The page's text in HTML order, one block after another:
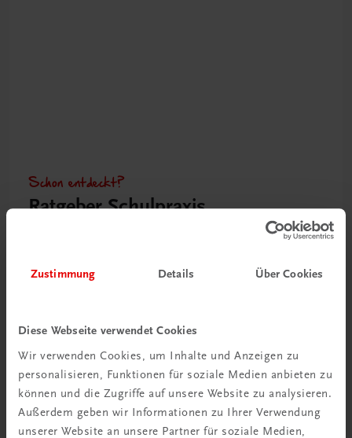
Zustimmung Details Über Cookies
Diese Webseite verwendet Cookies
Wir verwenden Cookies, um Inhalte und Anzeigen zu
personalisieren, Funktionen für soziale Medien anbieten zu
können und die Zugriffe auf unsere Website zu analysieren.
Außerdem geben wir Informationen zu Ihrer Verwendung
unserer Website an unsere Partner für soziale Medien,
Schon entdeckt?
Ratgeber Schulpraxis